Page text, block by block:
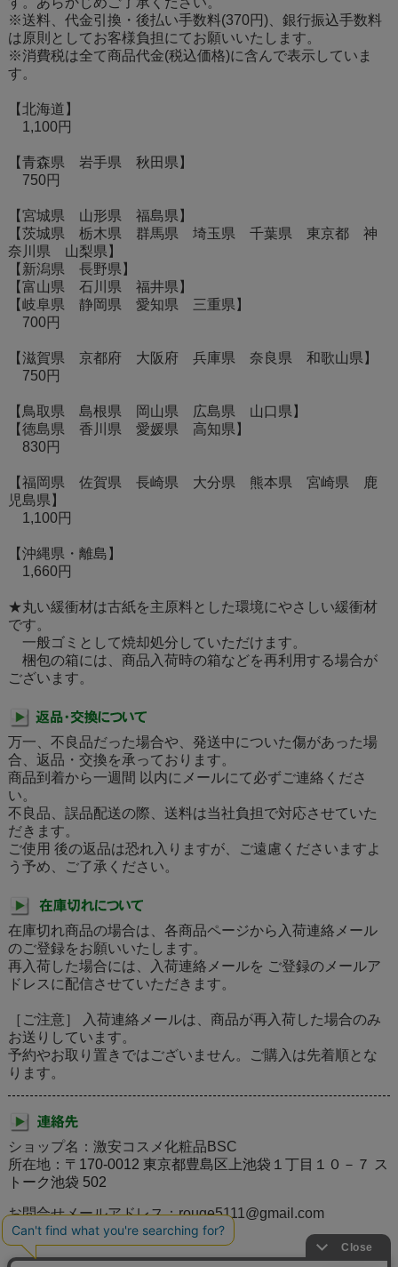
※送料、代金引換・後払い手数料(370円)、銀行振込手数料
は原則としてお客様負担にてお願いいたします。
※消費税は全て商品代金(税込価格)に含んで表示していま
す。
【北海道】
1,100円
【青森県 岩手県 秋田県】
750円
【宮城県 山形県 福島県】
【茨城県 栃木県 群馬県 埼玉県 千葉県 東京都 神
奈川県 山梨県】
【新潟県 長野県】
【富山県 石川県 福井県】
【岐阜県 静岡県 愛知県 三重県】
700円
【滋賀県 京都府 大阪府 兵庫県 奈良県 和歌山県】
750円
【鳥取県 島根県 岡山県 広島県 山口県】
【徳島県 香川県 愛媛県 高知県】
830円
【福岡県 佐賀県 長崎県 大分県 熊本県 宮崎県 鹿
児島県】
1,100円
【沖縄県・離島】
1,660円
★丸い緩衝材は古紙を主原料とした環境にやさしい緩衝材
です。
一般ゴミとして焼却処分していただけます。
梱包の箱には、商品入荷時の箱などを再利用する場合が
ございます。
万一、不良品だった場合や、発送中についた傷があった場
合、返品・交換を承っております。
商品到着から一週間 以内にメールにて必ずご連絡くださ
い。
不良品、誤品配送の際、送料は当社負担で対応させていた
だきます。
ご使用 後の返品は恐れ入りますが、ご遠慮くださいますよ
う予め、ご了承ください。
在庫切れ商品の場合は、各商品ページから入荷連絡メール
のご登録をお願いいたします。
再入荷した場合には、入荷連絡メールを ご登録のメールア
ドレスに配信させていただきます。
［ご注意］ 入荷連絡メールは、商品が再入荷した場合のみ
お送りしています。
予約やお取り置きではございません。ご購入は先着順とな
ります。
ショップ名：激安コスメ化粧品BSC
所在地： 〒170-0012 東京都豊島区上池袋１丁目１０－７ ス
トーク池袋 502
お問合せメールアドレス：rouge5111@gmail.com